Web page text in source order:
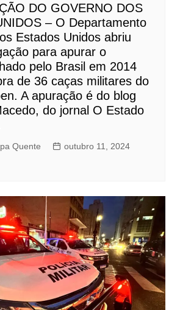
DO GOVERNO DOS
– O Departamento
Estados Unidos abriu
para apurar o
pelo Brasil em 2014
de 36 caças militares do
A apuração é do blog
do jornal O Estado
Quente
outubro 11, 2024